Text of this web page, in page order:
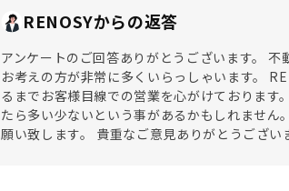
RENOSYからの返答
アンケートのご回答ありがとうございます。
お考えの方が非常に多くいらっしゃいます。
るまでお客様目線での営業を心がけております
たら多い少ないという事があるかもしれませ
願い致します。 貴重なご意見ありがとうござい